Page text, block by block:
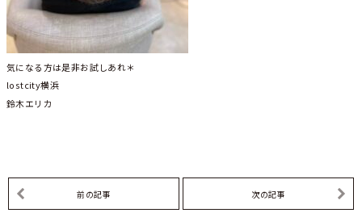
気になる方は是非お試しあれ＊
lostcity横浜
鈴木エリカ
前の記事 次の記事